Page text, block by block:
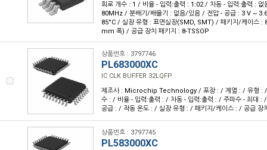
회로 개수 : 1 / 비율 - 입력:출력 : 1:02 / 차동 - 입력:출력 :
80MHz / 분배기/배율기 : 없음/있음 / 전압 - 공급 : 3 V ~
85°C / 실장 유형 : 표면실장(SMD, SMT) / 패키지/케이스 :
mm 폭) / 공급 장치 패키지 : 8-TSSOP
상품번호 : 3797746
PL683000XC
IC CLK BUFFER 32LQFP
제조사 : Microchip Technology / 포장 : / 계열 : / 유형 :
수 : / 비율 - 입력:출력 : / 차동 - 입력:출력 : / 주파수 - 최대 :
공급 : / 작동 온도 : / 실장 유형 : / 패키지/케이스 : / 공급 장
상품번호 : 3797745
PL583000XC